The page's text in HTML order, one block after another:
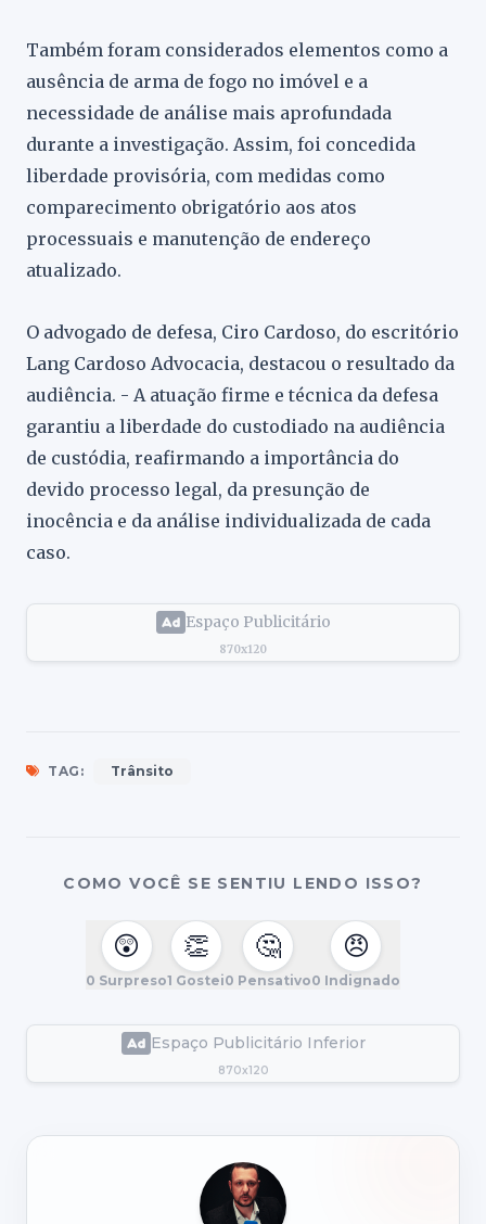
Também foram considerados elementos como a
ausência de arma de fogo no imóvel e a
necessidade de análise mais aprofundada
durante a investigação. Assim, foi concedida
liberdade provisória, com medidas como
comparecimento obrigatório aos atos
processuais e manutenção de endereço
atualizado.
O advogado de defesa, Ciro Cardoso, do escritório
Lang Cardoso Advocacia, destacou o resultado da
audiência. - A atuação firme e técnica da defesa
garantiu a liberdade do custodiado na audiência
de custódia, reafirmando a importância do
devido processo legal, da presunção de
inocência e da análise individualizada de cada
caso.
Espaço Publicitário
870x120
TAG: Trânsito
COMO VOCÊ SE SENTIU LENDO ISSO?
😲
0 Surpreso
👏
1 Gostei
🤔
0 Pensativo
😠
0 Indignado
Espaço Publicitário Inferior
870x120